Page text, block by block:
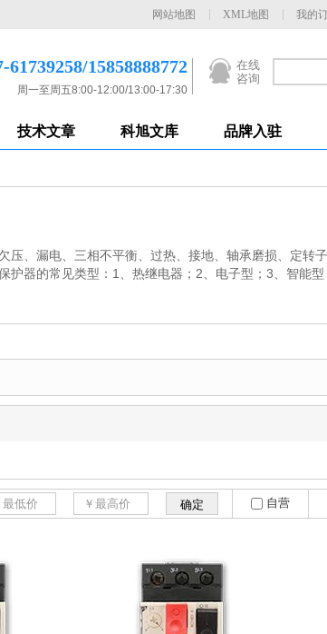
网站地图 XML地图 我的
在线
咨询
15858888772
周一至周五8:00-12:00/13:00-17:30
技术文章 科旭文库 品牌入驻
、漏电、三相不平衡、过热、接地、轴承磨损、定转
器的常见类型：1、热继电器；2、电子型；3、智能
自营